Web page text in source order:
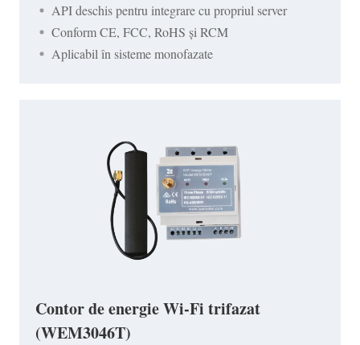
API deschis pentru integrare cu propriul server
Conform CE, FCC, RoHS și RCM
Aplicabil în sisteme monofazate
Contor de energie Wi-Fi trifazat
(WEM3046T)